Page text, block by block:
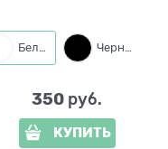
Белый Черный
350 руб.
КУПИТЬ